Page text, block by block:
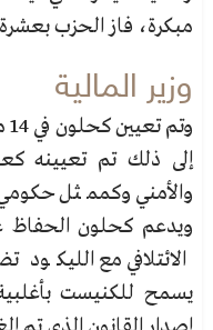
مبكرة، فاز الحزب
وزير المالية
إلى ذلك تم تعيينه
والأمني ​​وكممثل
ويدعم كحلون الحفاظ
الائتلافي مع
يسمح للكنيست